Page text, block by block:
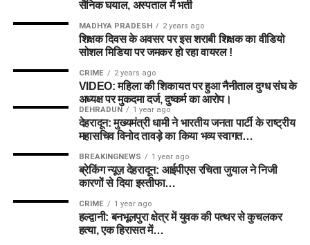
सैनिक घयाल, अस्पताल में भर्ती
MADHYA PRADESH 2 years ago
शिक्षक दिवस के अवसर पर इस शराबी शिक्षक का वीडियो
सोशल मिडिया पर जमकर हो रहा वायरल !
CRIME 2 years ago
VIDEO: महिला की शिकायत पर हुआ नैनीताल दुग्ध संघ के
अध्यक्ष पर मुकदमा दर्ज, दुष्कर्म का आरोप।
DEHRADUN 1 year ago
देहरादून: मुख्यमंत्री धामी ने भारतीय जनता पार्टी के राष्ट्रीय
महासचिव विनोद तावड़े का किया भव्य स्वागत…
BREAKINGNEWS 1 year ago
ब्रेकिंग न्यूज़ देहरादून: आईपीएस रचिता जुयाल ने निजी
कारणों से दिया इस्तीफा…
CRIME 1 year ago
हल्द्वानी: बनभूलपुरा क्षेत्र में युवक की पत्थर से कुचलकर
हत्या, एक हिरासत में…